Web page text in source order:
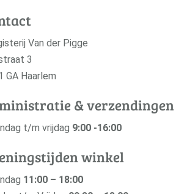
Van der Pigge
3
GA Haarlem
& verzendingen
t/m vrijdag 9:00 -16:00
winkel
11:00 – 18:00